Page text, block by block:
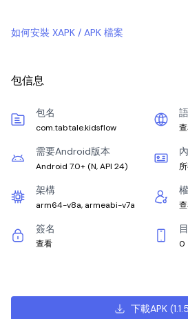
如何安裝 XAPK / APK 檔案
包信息
包名
com.tabtale.kidsflow
需要Android版本
Android 7.0+ (N, API 24)
架構
arm64-v8a, armeabi-v7a
簽名
查看 0
下載APK (1.1.5